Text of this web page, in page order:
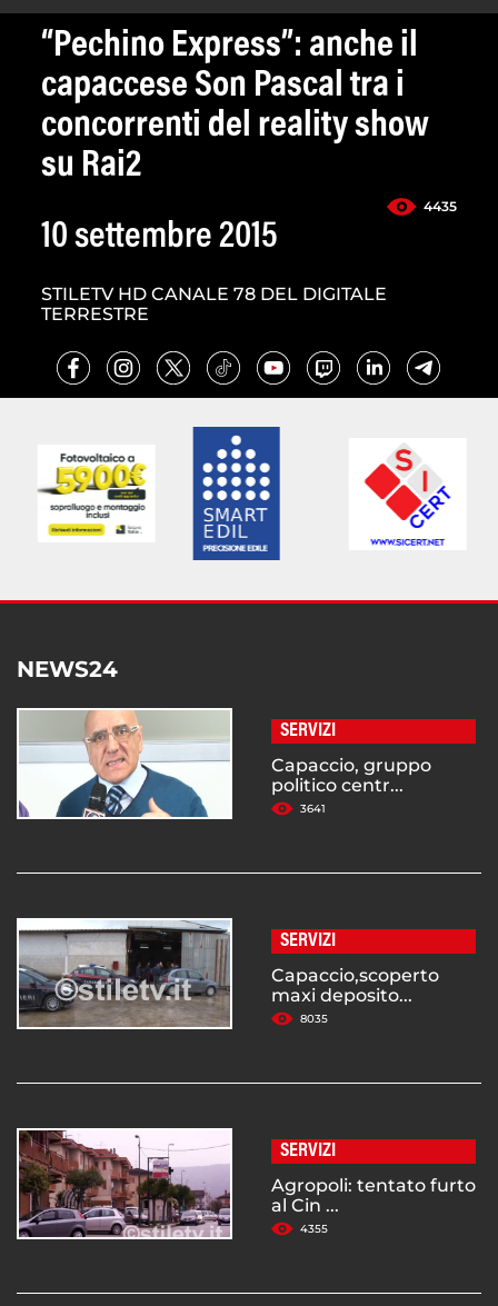
“Pechino Express”: anche il
capaccese Son Pascal tra i
concorrenti del reality show
su Rai2
4435
10 settembre 2015
STILETV HD CANALE 78 DEL DIGITALE
TERRESTRE
NEWS24
SERVIZI
Capaccio, gruppo
politico centr...
3641
SERVIZI
Capaccio,scoperto
maxi deposito...
8035
SERVIZI
Agropoli: tentato furto
al Cin ...
4355